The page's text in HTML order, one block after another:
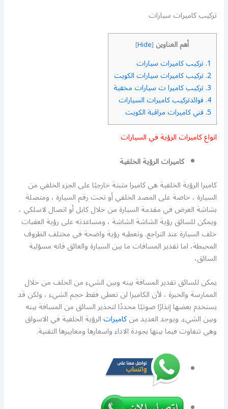
تركيب كاميرات سيارات
أهم العناوين [
Hide
]
1. تركيب كاميرات سيارات
2. تركيب كاميرات سيارات الكويت
3. تركيب كاميرا ت سيارات مخفية
4. فوائدتركيب كاميرات السيارات
5. فني كاميرات مراقبة الكويت
انواع كاميرات الرؤية في السيارات
كاميرات الرؤية الخلفية
كاميرا الرؤية الخلفية هي كاميرا مثبتة خارجيًا على الجزء الخلفي من
السيارة ، خاصة على المصد الخلفي أو تحت رقم السيارة ، ومتصلة
بشاشة العرض في مقدمة السيارة من خلال كابل أو اتصال لاسلكي ،
ويمكن للسائق رؤية الشاشة الشاشة ، ومساعدته على رؤية العقبات
خلف السيارة عند التراجع. وتعطيه رؤية واضحة في مختلف الظروف
المحيطة، اما تقدير المسافات ما بين السيارة والعائق فانه مسؤلية
السائق،
يمكن للسائق تقدير المسافة بينه وبين الشيء من الخلف من خلال
الممارسة والخبرة ، لأن الكاميرا لن تعطي فقط حجم الشيء ، ولكن قد
يستخدم بعضها إنذارًا صوتيًا محددًا لتحذير السائق من المسافة بينه
وبين الشيء. ويوجد العديد منكاميراتالرؤية الخلفية في الاسواق
وهي تتفاوت فيما بينها بجودة الاداء واسعارها ومعاييرها التقنية.